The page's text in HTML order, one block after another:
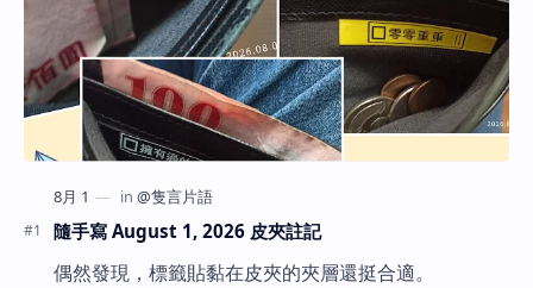
隨手寫 August 1, 2026 皮夾註記
偶然發現，標籤貼黏在皮夾的夾層還挺合適。